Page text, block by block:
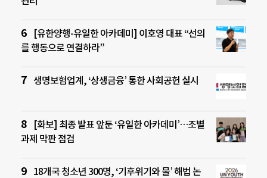
[유한양행-유일한 아카데미] 이호영 대표 “선의
를 행동으로 연결하라”
생명보험업계, ‘상생금융’ 통한 사회공헌 실시
[화보] 최종 발표 앞둔 ‘유일한 아카데미’…조별
과제 막판 점검
18개국 청소년 300명, ‘기후위기와 물’ 해법 논